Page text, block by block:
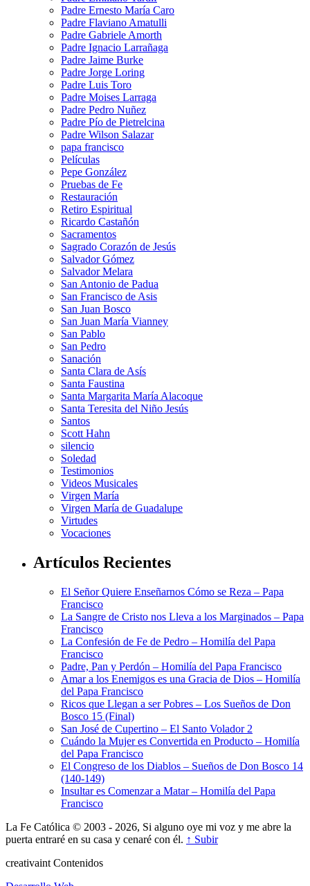
Padre Ernesto María Caro
Padre Flaviano Amatulli
Padre Gabriele Amorth
Padre Ignacio Larrañaga
Padre Jaime Burke
Padre Jorge Loring
Padre Luis Toro
Padre Moises Larraga
Padre Pedro Nuñez
Padre Pío de Pietrelcina
Padre Wilson Salazar
papa francisco
Películas
Pepe González
Pruebas de Fe
Restauración
Retiro Espiritual
Ricardo Castañón
Sacramentos
Sagrado Corazón de Jesús
Salvador Gómez
Salvador Melara
San Antonio de Padua
San Francisco de Asis
San Juan Bosco
San Juan María Vianney
San Pablo
San Pedro
Sanación
Santa Clara de Asís
Santa Faustina
Santa Margarita María Alacoque
Santa Teresita del Niño Jesús
Santos
Scott Hahn
silencio
Soledad
Testimonios
Videos Musicales
Virgen María
Virgen María de Guadalupe
Virtudes
Vocaciones
Artículos Recientes
El Señor Quiere Enseñarnos Cómo se Reza – Papa
Francisco
La Sangre de Cristo nos Lleva a los Marginados – Papa
Francisco
La Confesión de Fe de Pedro – Homilía del Papa
Francisco
Padre, Pan y Perdón – Homilía del Papa Francisco
Amar a los Enemigos es una Gracia de Dios – Homilía
del Papa Francisco
Ricos que Llegan a ser Pobres – Los Sueños de Don
Bosco 15 (Final)
San José de Cupertino – El Santo Volador 2
Cuándo la Mujer es Convertida en Producto – Homilía
del Papa Francisco
El Congreso de los Diablos – Sueños de Don Bosco 14
(140-149)
Insultar es Comenzar a Matar – Homilía del Papa
Francisco
La Fe Católica © 2003 - 2026, Si alguno oye mi voz y me abre la
puerta entraré en su casa y cenaré con él. ↑ Subir
creativaint Contenidos